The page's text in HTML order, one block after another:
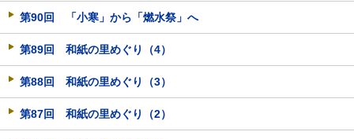
第90回 「小寒」から「燃水祭」へ
第89回 和紙の里めぐり（4）
第88回 和紙の里めぐり（3）
第87回 和紙の里めぐり（2）